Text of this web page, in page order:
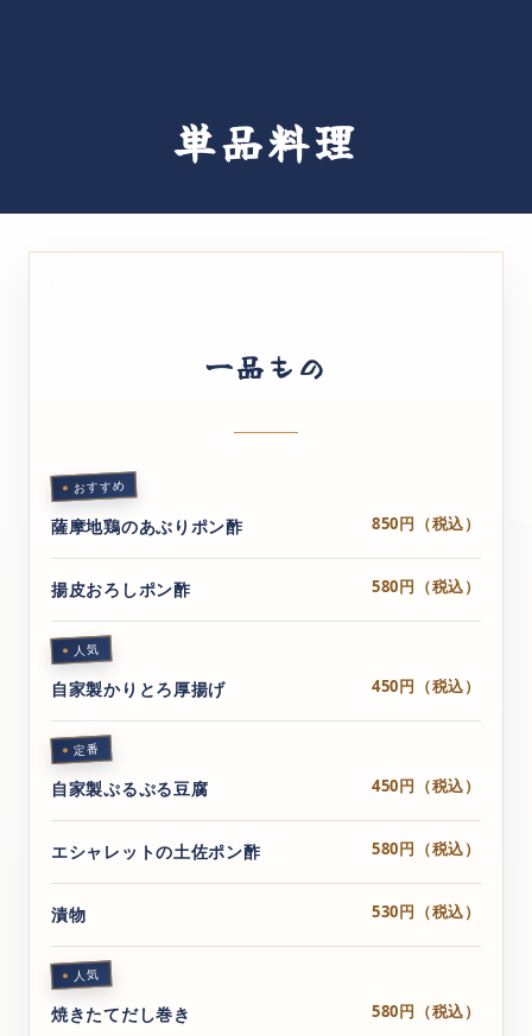
単品料理
一品もの
おすすめ
薩摩地鶏のあぶりポン酢 850円（税込）
揚皮おろしポン酢 580円（税込）
人気
自家製かりとろ厚揚げ 450円（税込）
定番
自家製ぷるぷる豆腐 450円（税込）
エシャレットの土佐ポン酢 580円（税込）
漬物 530円（税込）
人気
焼きたてだし巻き 580円（税込）